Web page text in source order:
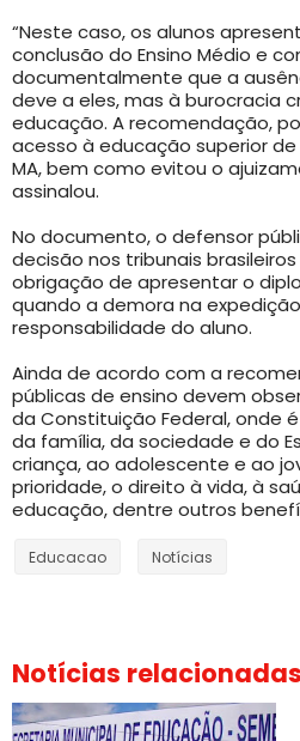
“Neste caso, os alunos
conclusão do Ensino Médio e
documentalmente que a
deve a eles, mas à burocracia
educação. A recomendação,
acesso à educação superior de
MA, bem como evitou o
assinalou.
No documento, o defensor
decisão nos tribunais
obrigação de apresentar o
quando a demora na
responsabilidade do aluno.
Ainda de acordo com a
públicas de ensino devem
da Constituição Federal, onde
da família, da sociedade e do
criança, ao adolescente e ao
prioridade, o direito à vida, à
educação, dentre outros
Educacao Notícias
Notícias relacionadas